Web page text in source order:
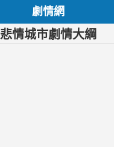
劇情網
悲情城市劇情大綱